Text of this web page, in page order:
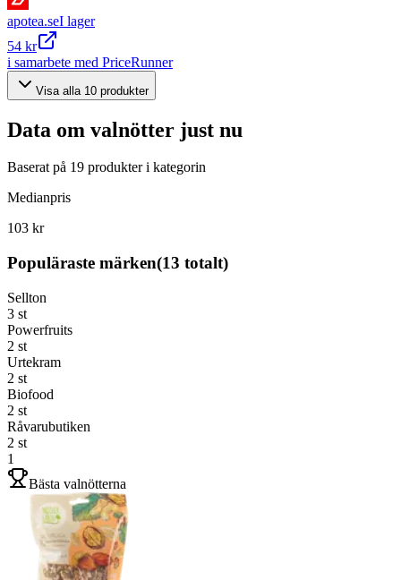
apotea.seI lager
54 kr
i samarbete med PriceRunner
Visa alla 10 produkter
Data om valnötter just nu
Baserat på 19 produkter i kategorin
Medianpris
103 kr
Populäraste märken(13 totalt)
Sellton
3 st
Powerfruits
2 st
Urtekram
2 st
Biofood
2 st
Råvarubutiken
2 st
1
Bästa valnötterna